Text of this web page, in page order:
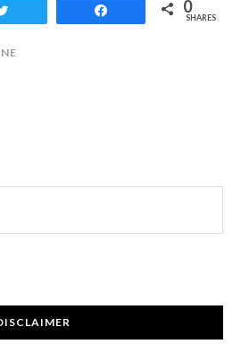
0
SHARES